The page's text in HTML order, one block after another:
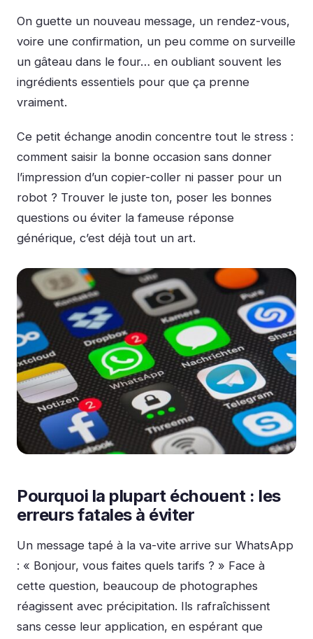
On guette un nouveau message, un rendez-vous,
voire une confirmation, un peu comme on surveille
un gâteau dans le four… en oubliant souvent les
ingrédients essentiels pour que ça prenne
vraiment.
Ce petit échange anodin concentre tout le stress :
comment saisir la bonne occasion sans donner
l’impression d’un copier-coller ni passer pour un
robot ? Trouver le juste ton, poser les bonnes
questions ou éviter la fameuse réponse
générique, c’est déjà tout un art.
Pourquoi la plupart échouent : les
erreurs fatales à éviter
Un message tapé à la va-vite arrive sur WhatsApp
: « Bonjour, vous faites quels tarifs ? » Face à
cette question, beaucoup de photographes
réagissent avec précipitation. Ils rafraîchissent
sans cesse leur application, en espérant que